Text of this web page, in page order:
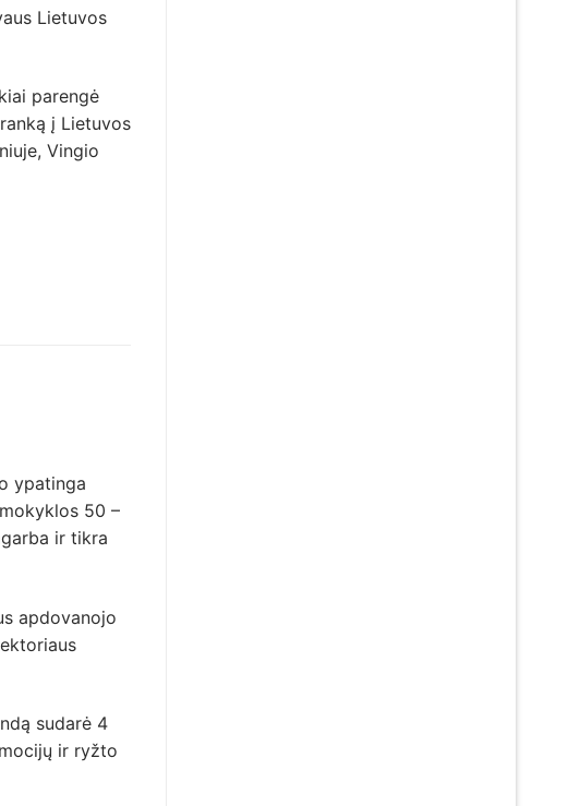
Lietuvos
parengė
į Lietuvos
Vingio
ypatinga
50 –
ir tikra
apdovanojo
sudarė 4
ir ryžto